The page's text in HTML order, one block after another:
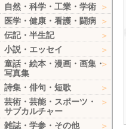
自然・科学・工業・学術
医学・健康・看護・闘病
伝記・半生記
小説・エッセイ
童話・絵本・漫画・画集・
写真集
詩集・俳句・短歌
芸術・芸能・スポーツ・
サブカルチャー
雑誌・学参・その他